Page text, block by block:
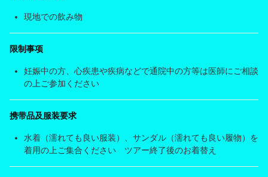
現地での飲み物
限制事项
妊娠中の方、心疾患や疾病などで通院中の方等は医師にご相談
の上ご参加ください
携带品及服装要求
水着（濡れても良い服装）、サンダル（濡れても良い履物）を
着用の上ご集合ください ツアー終了後のお着替え